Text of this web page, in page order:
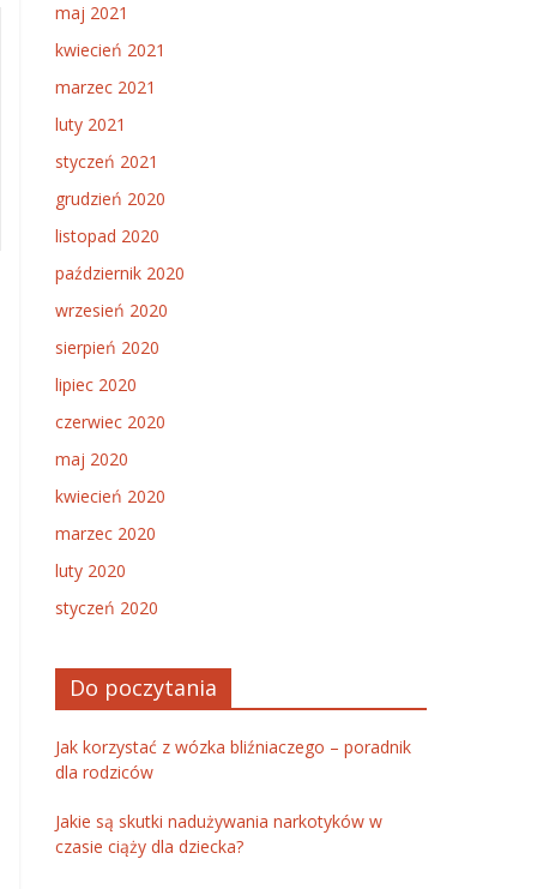
maj 2021
kwiecień 2021
marzec 2021
luty 2021
styczeń 2021
grudzień 2020
listopad 2020
październik 2020
wrzesień 2020
sierpień 2020
lipiec 2020
czerwiec 2020
maj 2020
kwiecień 2020
marzec 2020
luty 2020
styczeń 2020
Do poczytania
Jak korzystać z wózka bliźniaczego – poradnik
dla rodziców
Jakie są skutki nadużywania narkotyków w
czasie ciąży dla dziecka?